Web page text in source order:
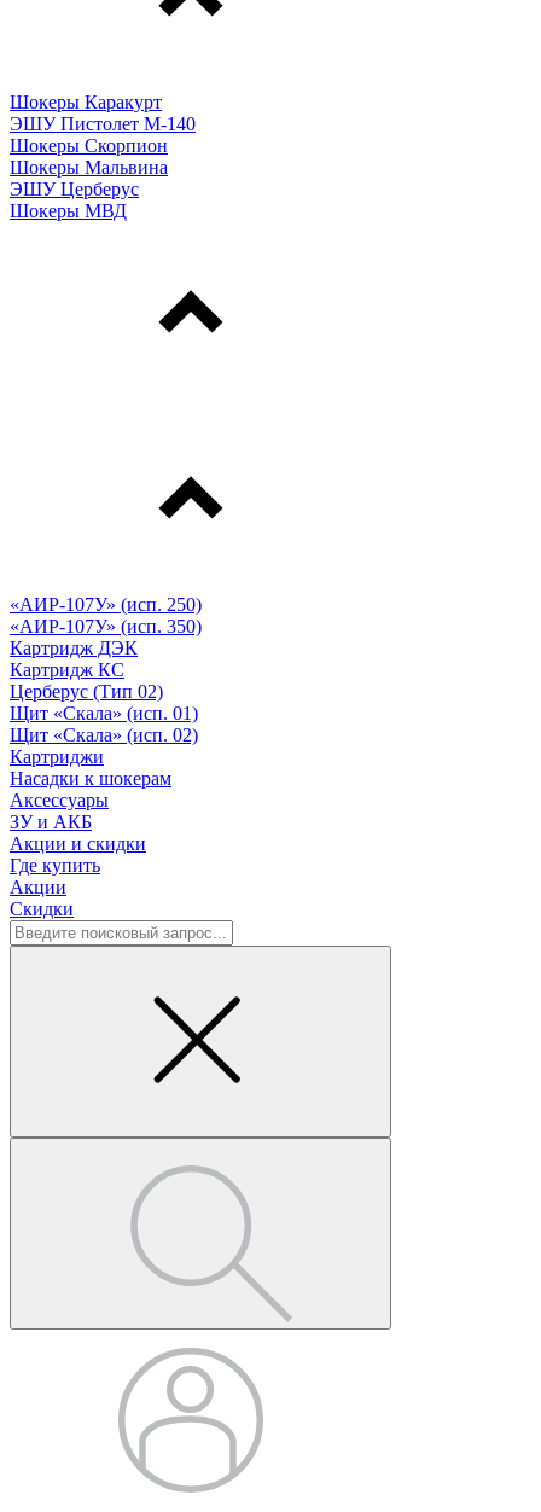
Шокеры Каракурт
ЭШУ Пистолет М-140
Шокеры Скорпион
Шокеры Мальвина
ЭШУ Церберус
Шокеры МВД
«АИР-107У» (исп. 250)
«АИР-107У» (исп. 350)
Картридж ДЭК
Картридж КС
Церберус (Тип 02)
Щит «Скала» (исп. 01)
Щит «Скала» (исп. 02)
Картриджи
Насадки к шокерам
Аксессуары
ЗУ и АКБ
Акции и скидки
Где купить
Акции
Скидки